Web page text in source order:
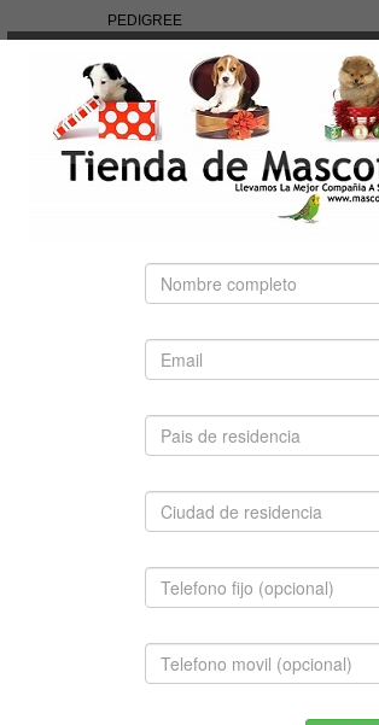
PEDIGREE
ROYAL CANIN
BÚSQUEDA RÁPIDA
Use palabras clave para encontrar el
Búsqueda Avanzada
WEIMARANER
$980,000.00